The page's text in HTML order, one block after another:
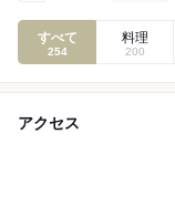
すべて
254
料理
200
アクセス